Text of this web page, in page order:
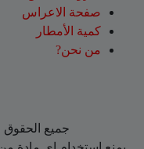
صفحة الاعراس
كمية الأمطار
من نحن?
جميع